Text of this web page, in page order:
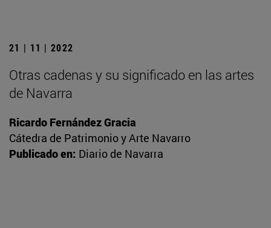
21 | 11 | 2022
Otras cadenas y su significado en las artes
de Navarra
Ricardo Fernández Gracia
Cátedra de Patrimonio y Arte Navarro
Publicado en: Diario de Navarra